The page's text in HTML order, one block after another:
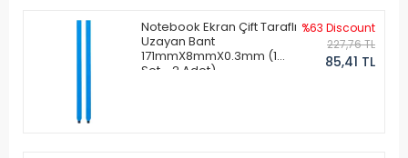
Notebook Ekran Çift Taraflı
Uzayan Bant
171mmX8mmX0.3mm (1
Set - 2 Adet)
%63 Discount
227,76 TL
85,41 TL